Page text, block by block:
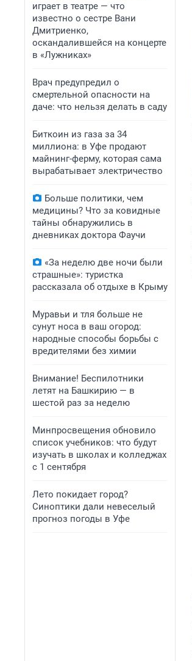
играет в театре — что
известно о сестре Вани
Дмитриенко,
оскандалившейся на концерте
в «Лужниках»
Врач предупредил о
смертельной опасности на
даче: что нельзя делать в саду
Биткоин из газа за 34
миллиона: в Уфе продают
майнинг-ферму, которая сама
вырабатывает электричество
Больше политики, чем
медицины? Что за ковидные
тайны обнаружились в
дневниках доктора Фаучи
«За неделю две ночи были
страшные»: туристка
рассказала об отдыхе в Крыму
Муравьи и тля больше не
сунут носа в ваш огород:
народные способы борьбы с
вредителями без химии
Внимание! Беспилотники
летят на Башкирию — в
шестой раз за неделю
Минпросвещения обновило
список учебников: что будут
изучать в школах и колледжах
с 1 сентября
Лето покидает город?
Синоптики дали невеселый
прогноз погоды в Уфе